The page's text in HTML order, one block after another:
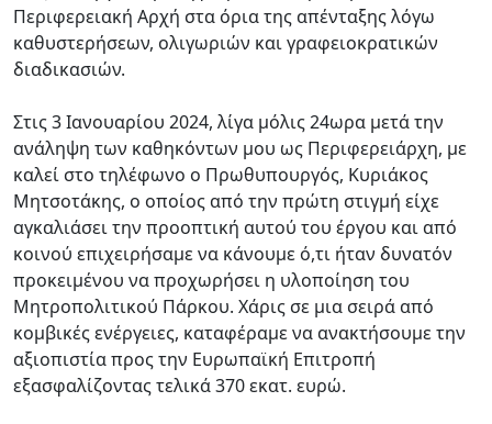
Περιφερειακή Αρχή στα όρια της απένταξης λόγω
καθυστερήσεων, ολιγωριών και γραφειοκρατικών
διαδικασιών.
Στις 3 Ιανουαρίου 2024, λίγα μόλις 24ωρα μετά την
ανάληψη των καθηκόντων μου ως Περιφερειάρχη, με
καλεί στο τηλέφωνο ο Πρωθυπουργός, Κυριάκος
Μητσοτάκης, ο οποίος από την πρώτη στιγμή είχε
αγκαλιάσει την προοπτική αυτού του έργου και από
κοινού επιχειρήσαμε να κάνουμε ό,τι ήταν δυνατόν
προκειμένου να προχωρήσει η υλοποίηση του
Μητροπολιτικού Πάρκου. Χάρις σε μια σειρά από
κομβικές ενέργειες, καταφέραμε να ανακτήσουμε την
αξιοπιστία προς την Ευρωπαϊκή Επιτροπή
εξασφαλίζοντας τελικά 370 εκατ. ευρώ.